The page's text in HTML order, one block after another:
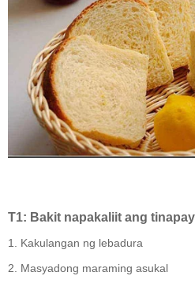
T1: Bakit napakaliit ang
1. Kakulangan ng lebadura
2. Masyadong maraming asukal